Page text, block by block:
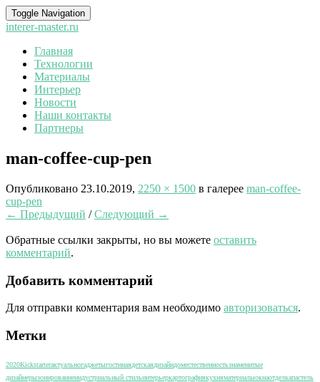
Toggle Navigation
interer-master.ru
Главная
Технологии
Материалы
Интерьер
Новости
Наши контакты
Партнеры
man-coffee-cup-pen
Опубликовано 23.10.2019, 2250 × 1500 в галерее man-coffee-
cup-pen
← Предыдущий /Следующий →
Обратные ссылки закрыты, но вы можете оставить
комментарий.
Добавить комментарий
Для отправки комментария вам необходимо авторизоваться.
Метки
2020Kickstarterактуальногаджетыгостинаядетскаядизайндоместественностьзнаменитые
дизайнерызонированиеиндустриальный стильинтерьеркартографиякухняматериалыокнаотделкапастель